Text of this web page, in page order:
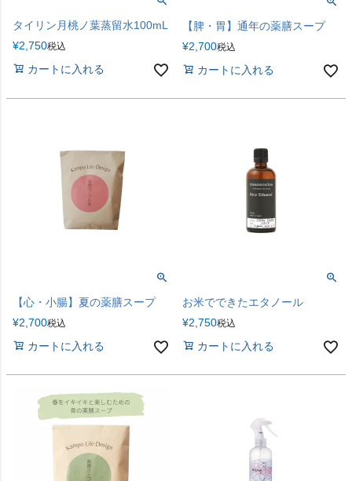
タイリン月桃ノ葉蒸留水100mL
¥2,750税込
カートに入れる
【脾・胃】通年の薬膳スープ
¥2,700税込
カートに入れる
【心・小腸】夏の薬膳スープ
¥2,700税込
カートに入れる
お米でできたエタノール
¥2,750税込
カートに入れる